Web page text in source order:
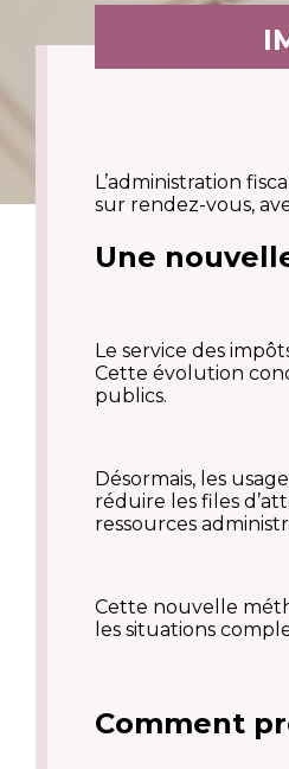
L’administration
sur rendez-vous,
Une
Le service des
Cette évolution
publics.
Désormais, les
réduire les files
ressources
Cette nouvelle
les situations
Comment